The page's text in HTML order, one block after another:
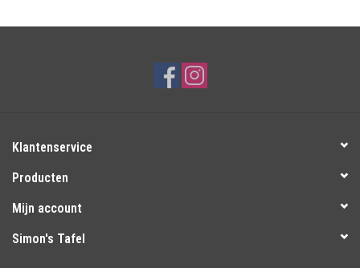
Klantenservice
Producten
Mijn account
Simon's Tafel